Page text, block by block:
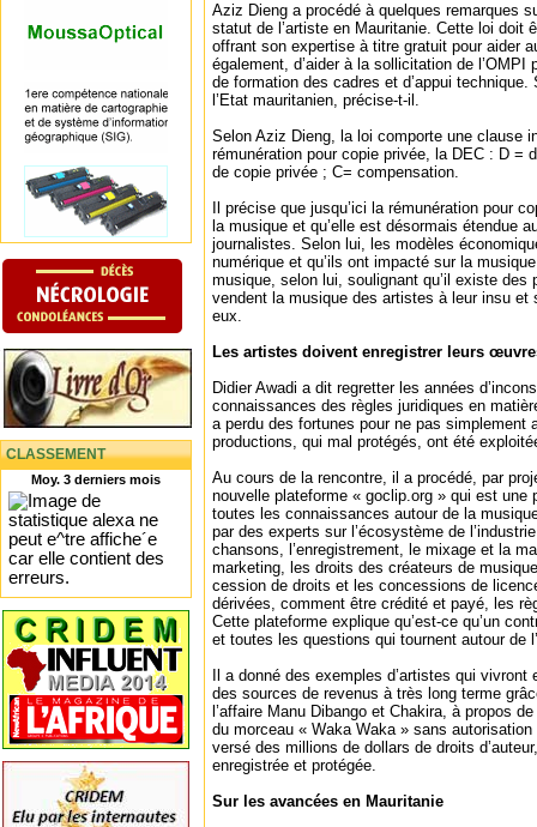
CLASSEMENT
Moy. 3 derniers mois
Aziz Dieng a procédé à quelques remarques
statut de l’artiste en Mauritanie. Cette loi doit
offrant son expertise à titre gratuit pour aider
également, d’aider à la sollicitation de l’OMPI
de formation des cadres et d’appui technique.
l’Etat mauritanien, précise-t-il.
Selon Aziz Dieng, la loi comporte une clause
rémunération pour copie privée, la DEC : D =
de copie privée ; C= compensation.
Il précise que jusqu’ici la rémunération pour
la musique et qu’elle est désormais étendue
journalistes. Selon lui, les modèles
numérique et qu’ils ont impacté sur la
musique, selon lui, soulignant qu’il existe des
vendent la musique des artistes à leur insu et
eux.
Les artistes doivent enregistrer leurs
Didier Awadi a dit regretter les années
connaissances des règles juridiques en
a perdu des fortunes pour ne pas simplement
productions, qui mal protégés, ont été
Au cours de la rencontre, il a procédé, par
nouvelle plateforme « goclip.org » qui est une
toutes les connaissances autour de la
par des experts sur l’écosystème de
chansons, l’enregistrement, le mixage et la
marketing, les droits des créateurs de
cession de droits et les concessions de
dérivées, comment être crédité et payé, les
Cette plateforme explique qu’est-ce qu’un
et toutes les questions qui tournent autour de
Il a donné des exemples d’artistes qui
des sources de revenus à très long terme
l’affaire Manu Dibango et Chakira, à propos
du morceau « Waka Waka » sans autorisation
versé des millions de dollars de droits
enregistrée et protégée.
Sur les avancées en Mauritanie